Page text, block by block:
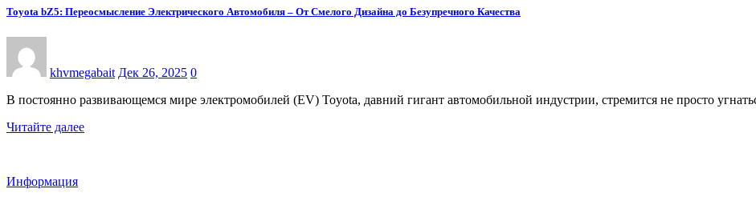
Toyota bZ5: Переосмысление Электрического Автомобиля – От Смелого Дизайна до Безупречного Качества
khvmegabait Дек 26, 2025 0
В постоянно развивающемся мире электромобилей (EV) Toyota, давний гигант автомобильной индустрии, стремится не просто
Читайте далее
Информация